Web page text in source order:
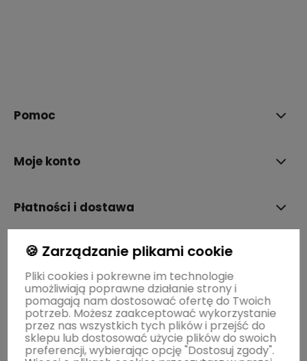
Pomoc
Moje konto
Płatności i dostawa
Informacje
O nas
🍪 Zarządzanie plikami cookie
Pliki cookies i pokrewne im technologie
umożliwiają poprawne działanie strony i
pomagają nam dostosować ofertę do Twoich
potrzeb. Możesz zaakceptować wykorzystanie
przez nas wszystkich tych plików i przejść do
sklepu lub dostosować użycie plików do swoich
preferencji, wybierając opcję "Dostosuj zgody".